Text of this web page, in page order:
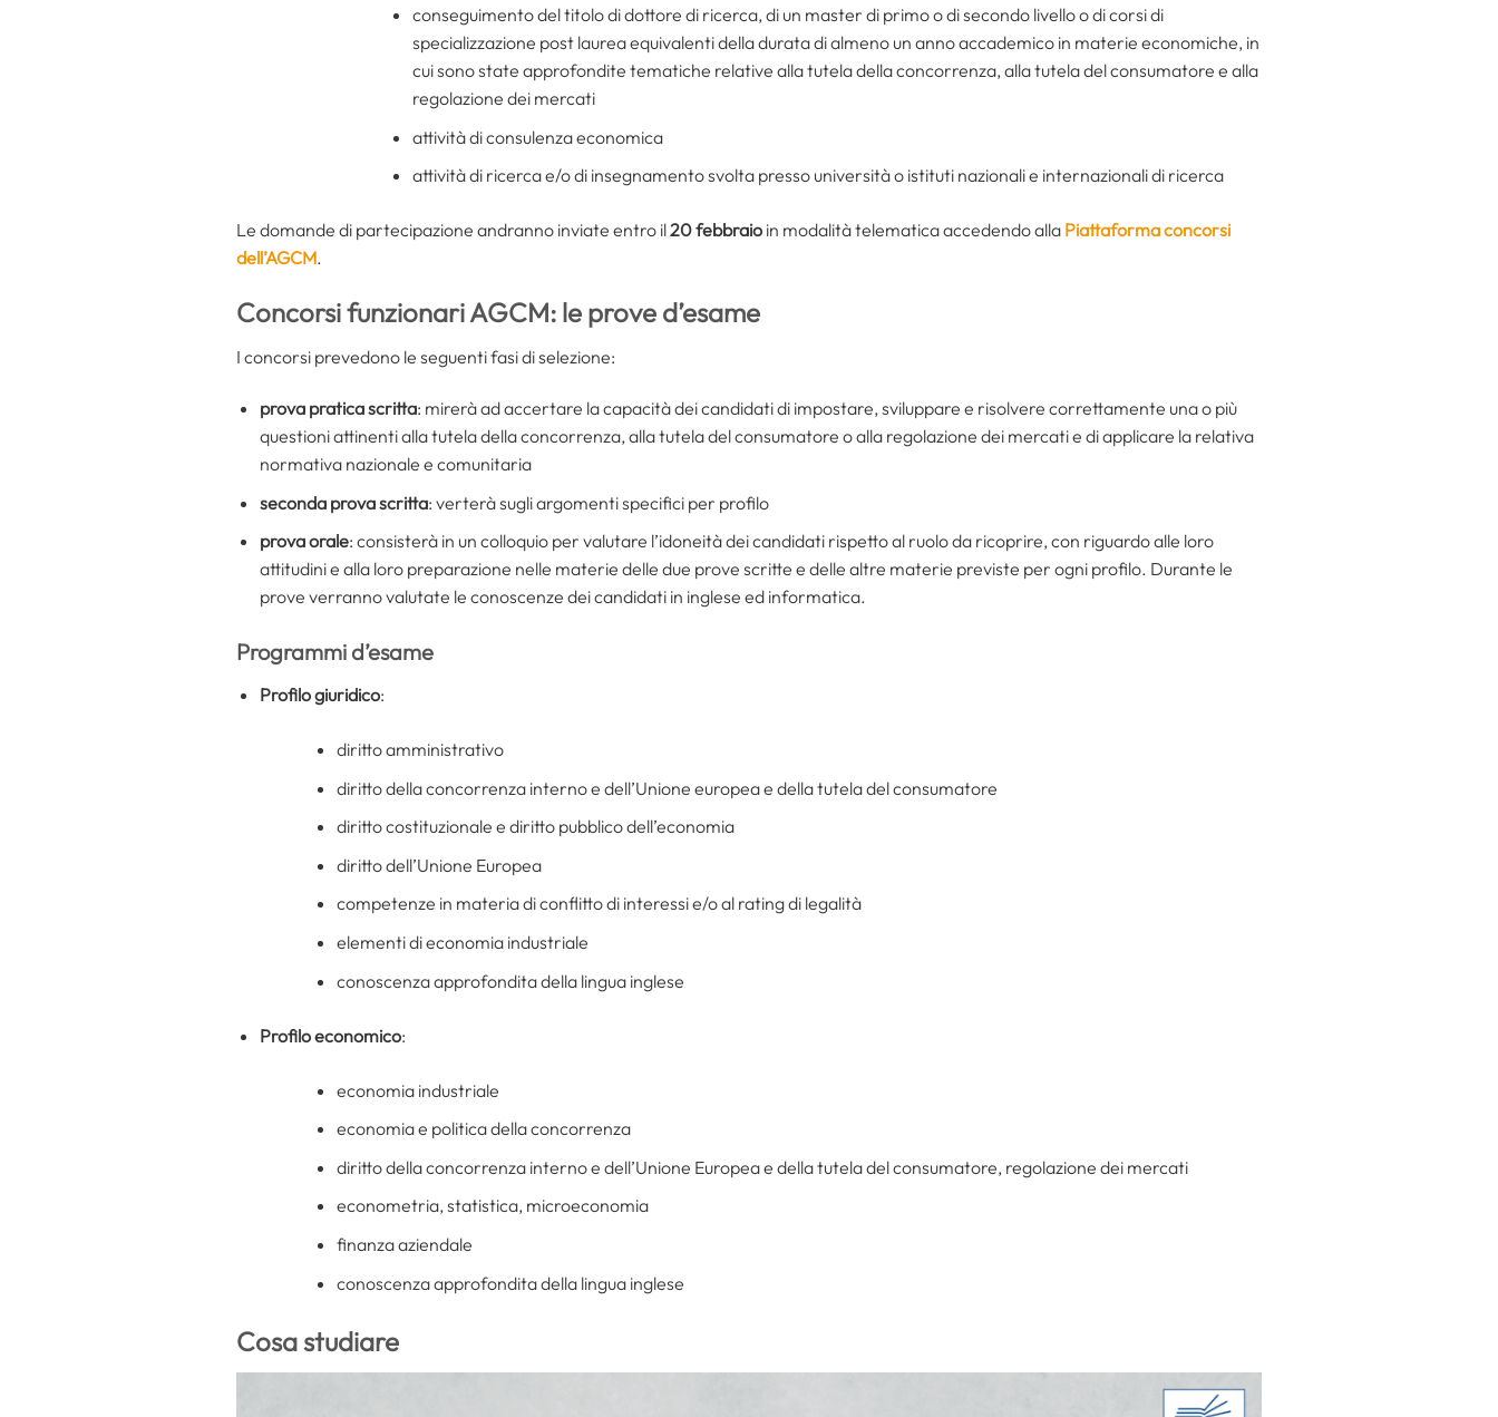
conseguimento del titolo di dottore di ricerca, di un master di primo o di secondo livello o di corsi di
specializzazione post laurea equivalenti della durata di almeno un anno accademico in materie economiche, in
cui sono state approfondite tematiche relative alla tutela della concorrenza, alla tutela del consumatore e alla
regolazione dei mercati
attività di consulenza economica
attività di ricerca e/o di insegnamento svolta presso università o istituti nazionali e internazionali di ricerca
Le domande di partecipazione andranno inviate entro il20 febbraio in modalità telematica accedendo alla Piattaforma concorsi
dell’AGCM.
Concorsi funzionari AGCM: le prove d’esame
I concorsi prevedono le seguenti fasi di selezione:
prova pratica scritta: mirerà ad accertare la capacità dei candidati di impostare, sviluppare e risolvere correttamente una o più
questioni attinenti alla tutela della concorrenza, alla tutela del consumatore o alla regolazione dei mercati e di applicare la relativa
normativa nazionale e comunitaria
seconda prova scritta: verterà sugli argomenti specifici per profilo
prova orale: consisterà in un colloquio per valutare l’idoneità dei candidati rispetto al ruolo da ricoprire, con riguardo alle loro
attitudini e alla loro preparazione nelle materie delle due prove scritte e delle altre materie previste per ogni profilo. Durante le
prove verranno valutate le conoscenze dei candidati in inglese ed informatica.
Programmi d’esame
Profilo giuridico:
diritto amministrativo
diritto della concorrenza interno e dell’Unione europea e della tutela del consumatore
diritto costituzionale e diritto pubblico dell’economia
diritto dell’Unione Europea
competenze in materia di conflitto di interessi e/o al rating di legalità
elementi di economia industriale
conoscenza approfondita della lingua inglese
Profilo economico:
economia industriale
economia e politica della concorrenza
diritto della concorrenza interno e dell’Unione Europea e della tutela del consumatore, regolazione dei mercati
econometria, statistica, microeconomia
finanza aziendale
conoscenza approfondita della lingua inglese
Cosa studiare